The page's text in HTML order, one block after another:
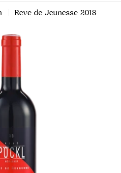
Reve de Jeunesse 2018